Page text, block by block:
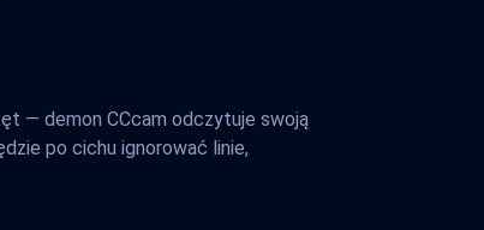
— demon CCcam odczytuje swoją
po cichu ignorować linie,